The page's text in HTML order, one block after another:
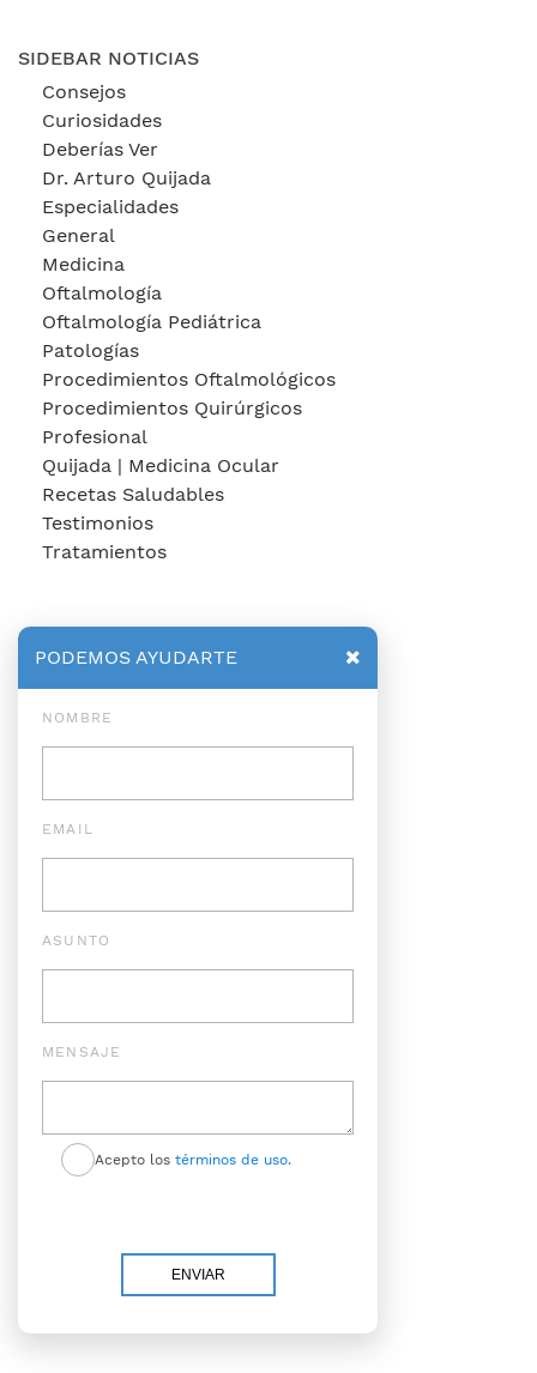
SIDEBAR NOTICIAS
Consejos
Curiosidades
Deberías Ver
Dr. Arturo Quijada
Especialidades
General
Medicina
Oftalmología
Oftalmología Pediátrica
Patologías
Procedimientos Oftalmológicos
Procedimientos Quirúrgicos
Profesional
Quijada | Medicina Ocular
Recetas Saludables
Testimonios
Tratamientos
PODEMOS AYUDARTE
NOMBRE
EMAIL
ASUNTO
MENSAJE
Acepto los términos de uso.